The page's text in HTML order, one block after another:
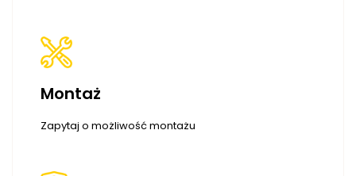
Montaż
Zapytaj o możliwość montażu